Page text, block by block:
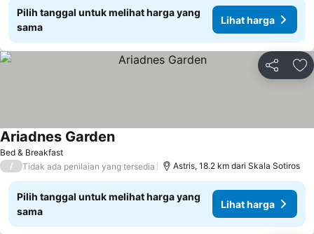
Pilih tanggal untuk melihat harga yang
sama
Lihat harga
Bagikan
Bed & Breakfast
Ariadnes GardenLihat harga
/ Tidak ada penilaian yang tersedia Astris, 18.2 km dari Skala Sotiros
Pilih tanggal untuk melihat harga yang
sama
Lihat harga